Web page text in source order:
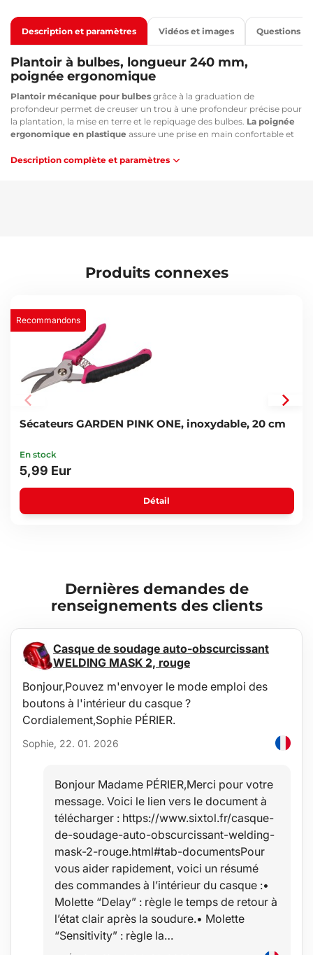
Description et paramètres Vidéos et images Questions
Plantoir à bulbes, longueur 240 mm,
poignée ergonomique
Plantoir mécanique pour bulbes grâce à la graduation de
profondeur permet de creuser un trou à une profondeur précise pour
la plantation, la mise en terre et le repiquage des bulbes. La poignée
ergonomique en plastique assure une prise en main confortable et
dans l'herbe verte.
Caractéristiques techniques :
Matériau : acier au carbone galvanisé et PP (plastique)
Longueur totale : 240 mm
Longueur de la partie d'enfouissement : 110 mm
Largeur de la partie d'enfouissement : 60 mm
Largeur du manche : 125 mm
Description complète et paramètres
Produits connexes
Recommandons
Sécateurs GARDEN PINK ONE, inoxydable, 20 cm
En stock
5,99 Eur
Détail
Dernières demandes de
renseignements des clients
Casque de soudage auto-obscurcissant
WELDING MASK 2, rouge
Bonjour,Pouvez m'envoyer le mode emploi des
boutons à l'intérieur du casque ?
Cordialement,Sophie PÉRIER.
Sophie, 22. 01. 2026
Bonjour Madame PÉRIER,Merci pour votre
message. Voici le lien vers le document à
télécharger : https://www.sixtol.fr/casque-
de-soudage-auto-obscurcissant-welding-
mask-2-rouge.html#tab-documentsPour
vous aider rapidement, voici un résumé
des commandes à l’intérieur du casque :•
Molette “Delay” : règle le temps de retour à
l’état clair après la soudure.• Molette
“Sensitivity” : règle la…